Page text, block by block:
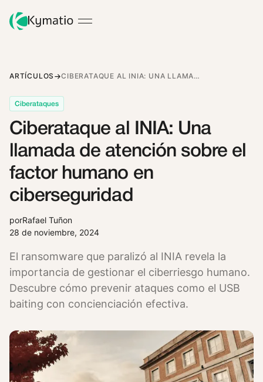
ARTÍCULOS CIBERATAQUE AL INIA: UNA LLAMADA DE ATENCIÓN SOBRE EL FACTOR HUMANO EN CIBERSEGURIDAD
Ciberataques
Ciberataque al INIA: Una
llamada de atención sobre el
factor humano en
ciberseguridad
porRafael Tuñon
28 de noviembre, 2024
El ransomware que paralizó al INIA revela la
importancia de gestionar el ciberriesgo humano.
Descubre cómo prevenir ataques como el USB
baiting con concienciación efectiva.